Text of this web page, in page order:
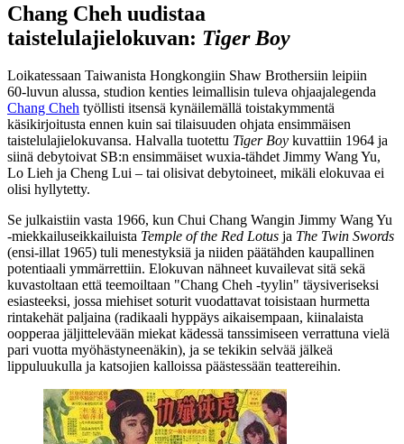
Chang Cheh uudistaa
taistelulajielokuvan: Tiger Boy
Loikatessaan Taiwanista Hongkongiin Shaw Brothersiin leipiin
60‑luvun alussa, studion kenties leimallisin tuleva ohjaajalegenda
Chang Cheh työllisti itsensä kynäilemällä toistakymmentä
käsikirjoitusta ennen kuin sai tilaisuuden ohjata ensimmäisen
taistelulajielokuvansa. Halvalla tuotettu Tiger Boy kuvattiin 1964 ja
siinä debytoivat SB:n ensimmäiset wuxia-tähdetJimmy Wang Yu,
Lo Lieh ja Cheng Lui – tai olisivat debytoineet, mikäli elokuvaa ei
olisi hyllytetty.
Se julkaistiin vasta 1966, kun Chui Chang Wangin Jimmy Wang Yu
‑miekkailuseikkailuista Temple of the Red Lotus ja The Twin Swords
(ensi-illat 1965) tuli menestyksiä ja niiden päätähden kaupallinen
potentiaali ymmärrettiin. Elokuvan nähneet kuvailevat sitä sekä
kuvastoltaan että teemoiltaan "Chang Cheh ‑tyylin" täysiveriseksi
esiasteeksi, jossa miehiset soturit vuodattavat toisistaan hurmetta
rintakehät paljaina (radikaali hyppäys aikaisempaan, kiinalaista
oopperaa jäljittelevään miekat kädessä tanssimiseen verrattuna vielä
pari vuotta myöhästyneenäkin), ja se tekikin selvää jälkeä
lippuluukulla ja katsojien kalloissa päästessään teattereihin.